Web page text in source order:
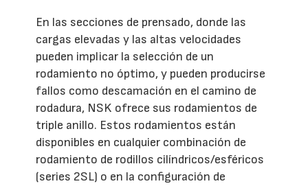
En las secciones de prensado, donde las
cargas elevadas y las altas velocidades
pueden implicar la selección de un
rodamiento no óptimo, y pueden producirse
fallos como descamación en el camino de
rodadura, NSK ofrece sus rodamientos de
triple anillo. Estos rodamientos están
disponibles en cualquier combinación de
rodamiento de rodillos cilíndricos/esféricos
(series 2SL) o en la configuración de